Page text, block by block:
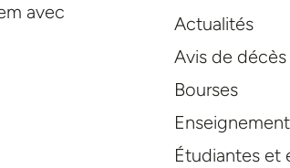
avec
Actualités
Avis de décès
Bourses
Enseignement
Étudiantes et